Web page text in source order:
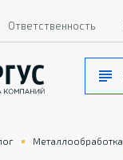
Ответственность
Металлообработка